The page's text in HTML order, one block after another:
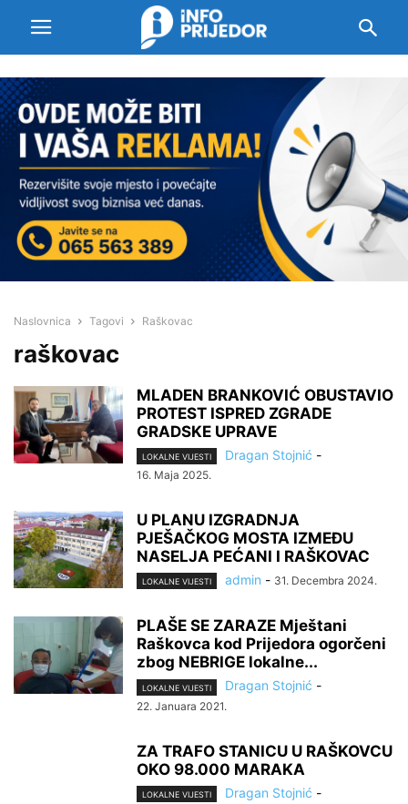
Naslovnica Tagovi Raškovac
raškovac
MLADEN BRANKOVIĆ OBUSTAVIO
PROTEST ISPRED ZGRADE
GRADSKE UPRAVE
LOKALNE VIJESTI Dragan Stojnić -
16. Maja 2025.
U PLANU IZGRADNJA
PJEŠAČKOG MOSTA IZMEĐU
NASELJA PEĆANI I RAŠKOVAC
LOKALNE VIJESTI admin - 31. Decembra 2024.
PLAŠE SE ZARAZE Mještani
Raškovca kod Prijedora ogorčeni
zbog NEBRIGE lokalne...
LOKALNE VIJESTI Dragan Stojnić -
22. Januara 2021.
ZA TRAFO STANICU U RAŠKOVCU
OKO 98.000 MARAKA
LOKALNE VIJESTI Dragan Stojnić -